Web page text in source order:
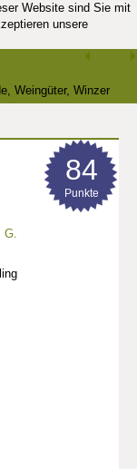
Website sind Sie mit
unsere
Weingüter, Winzer
G.
84
Punkte